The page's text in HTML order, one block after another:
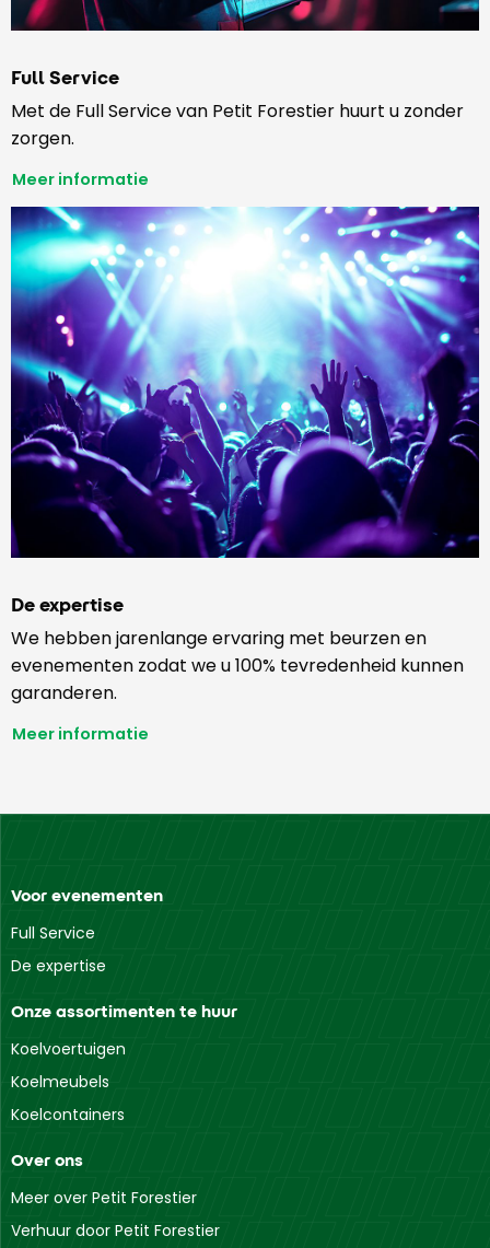
Full Service
Met de Full Service van Petit Forestier huurt u zonder
zorgen.
Meer informatie
De expertise
We hebben jarenlange ervaring met beurzen en
evenementen zodat we u 100% tevredenheid kunnen
garanderen.
Meer informatie
Voor evenementen
Full Service
De expertise
Onze assortimenten te huur
Koelvoertuigen
Koelmeubels
Koelcontainers
Over ons
Meer over Petit Forestier
Verhuur door Petit Forestier